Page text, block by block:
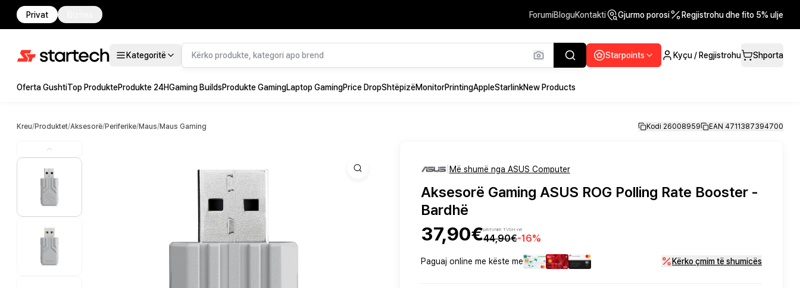
Privat ForumiBloguKontakti Gjurmo porosi Regjistrohu dhe fito 5% ulje
Kategoritë Starpoints Kyçu / Regjistrohu Shporta
Oferta GushtiTop ProdukteProdukte 24HGaming BuildsProdukte GamingLaptop GamingPrice DropShtëpizëMonitorPrintingAppleStarlinkNew Products
Kreu/Produktet/Aksesorë/Periferike/Maus/Maus Gaming Kodi 26008959 EAN 4711387394700
Më shumë nga ASUS Computer
Aksesorë Gaming ASUS ROG Polling Rate Booster -
Bardhë
37,90€përfshirë TVSH-në
44,90€-16%
Paguaj online me këste me Kërko çmim të shumicës